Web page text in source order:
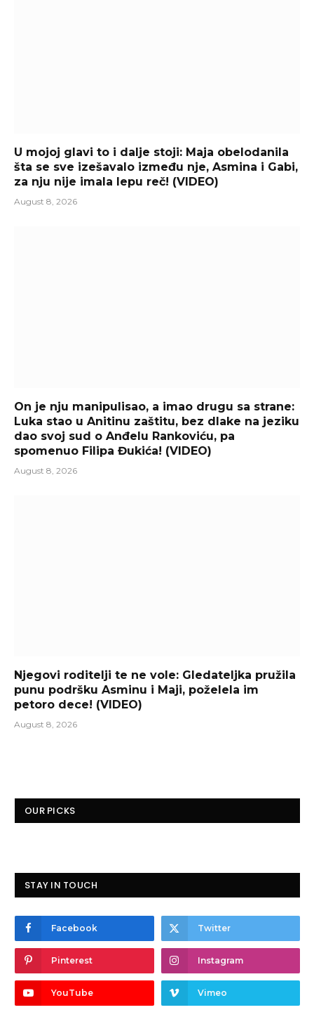
U mojoj glavi to i dalje stoji: Maja obelodanila
šta se sve izešavalo između nje, Asmina i Gabi,
za nju nije imala lepu reč! (VIDEO)
August 8, 2026
On je nju manipulisao, a imao drugu sa strane:
Luka stao u Anitinu zaštitu, bez dlake na jeziku
dao svoj sud o Anđelu Rankoviću, pa
spomenuo Filipa Đukića! (VIDEO)
August 8, 2026
Njegovi roditelji te ne vole: Gledateljka pružila
punu podršku Asminu i Maji, poželela im
petoro dece! (VIDEO)
August 8, 2026
OUR PICKS
STAY IN TOUCH
Facebook Twitter
Pinterest Instagram
YouTube Vimeo